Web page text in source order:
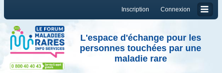
Connexion
Inscription
L'espace d'échange pour les
personnes touchées par une
maladie rare